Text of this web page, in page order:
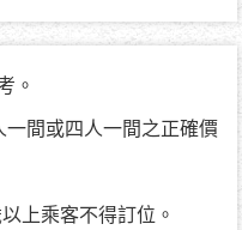
。
間或四人一間之正確價
上乘客不得訂位。